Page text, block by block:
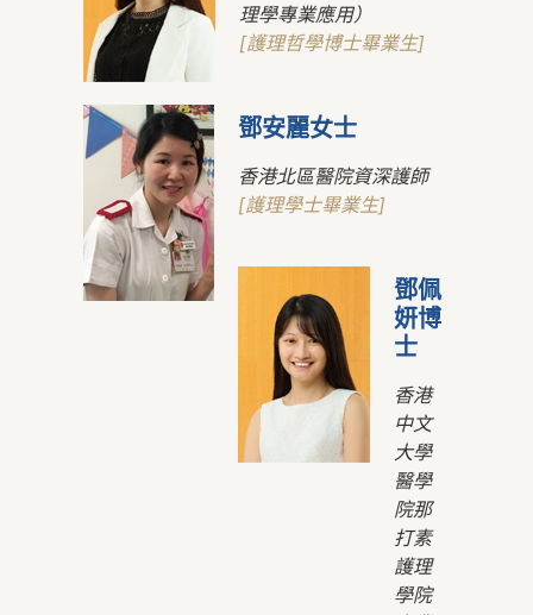
理學專業應用）
[護理哲學博士畢業生]
鄧安麗女士
香港北區醫院資深護師
[護理學士畢業生]
鄧佩
妍博
士
香港
中文
大學
醫學
院那
打素
護理
學院